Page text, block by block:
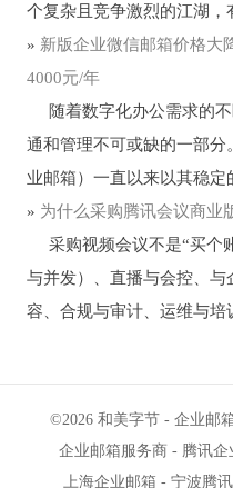
个复杂且竞争激烈的江湖，
» 新版企业微信邮箱价格大
4000元/年
随着数字化办公需求的不
通和管理不可或缺的一部
业邮箱）一直以来以其稳定
» 为什么采购腾讯会议商业
采购视频会议不是“买个
与并发）、直播与会控、
容、合规与审计、运维与
©2026 和美字节 - 企业邮
企业邮箱服务商- 腾讯
上海企业邮箱 - 宁波腾